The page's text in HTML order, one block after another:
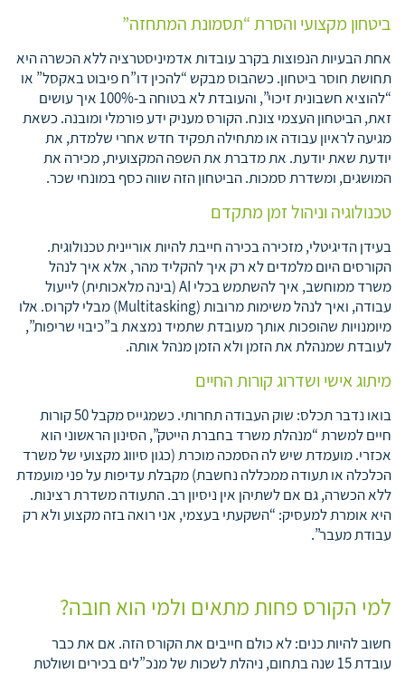
ביטחון מקצועי והסרת “תסמונת המתחזה”
אחת הבעיות הנפוצות בקרב עובדות אדמיניסטרציה ללא הכשרה היא
תחושת חוסר ביטחון. כשהבוס מבקש “להכין דו”ח פיבוט באקסל” או
“להוציא חשבונית זיכוי”, והעובדת לא בטוחה ב-100% איך עושים
זאת, הביטחון העצמי צונח. הקורס מעניק ידע פורמלי ומובנה. כשאת
מגיעה לראיון עבודה או מתחילה תפקיד חדש אחרי שלמדת, את
יודעת שאת יודעת. את מדברת את השפה המקצועית, מכירה את
המושגים, ומשדרת סמכות. הביטחון הזה שווה כסף במונחי שכר.
טכנולוגיה וניהול זמן מתקדם
בעידן הדיגיטלי, מזכירה בכירה חייבת להיות אוריינית טכנולוגית.
הקורסים היום מלמדים לא רק איך להקליד מהר, אלא איך לנהל
משרד ממוחשב, איך להשתמש בכלי AI (בינה מלאכותית) לייעול
עבודה, ואיך לנהל משימות מרובות (Multitasking) מבלי לקרוס. אלו
מיומנויות שהופכות אותך מעובדת שתמיד נמצאת ב”כיבוי שריפות”,
לעובדת שמנהלת את הזמן ולא הזמן מנהל אותה.
מיתוג אישי ושדרוג קורות החיים
בואו נדבר תכלס: שוק העבודה תחרותי. כשמגייס מקבל 50 קורות
חיים למשרת “מנהלת משרד בחברת הייטק”, הסינון הראשוני הוא
אכזרי. מועמדת שיש לה הסמכה מוכרת (כגון סיווג מקצועי של משרד
הכלכלה או תעודה ממכללה נחשבת) מקבלת עדיפות על פני מועמדת
ללא הכשרה, גם אם לשתיהן אין ניסיון רב. התעודה משדרת רצינות.
היא אומרת למעסיק: “השקעתי בעצמי, אני רואה בזה מקצוע ולא רק
עבודת מעבר”.
למי הקורס פחות מתאים ולמי הוא חובה?
חשוב להיות כנים: לא כולם חייבים את הקורס הזה. אם את כבר
עובדת 15 שנה בתחום, ניהלת לשכות של מנכ”לים בכירים ושולטת